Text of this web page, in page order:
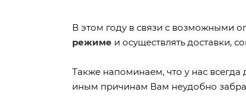
В этом году в связи с возможными
режиме и осуществлять доставки,
Также напоминаем, что у нас всегда
иным причинам Вам неудобно